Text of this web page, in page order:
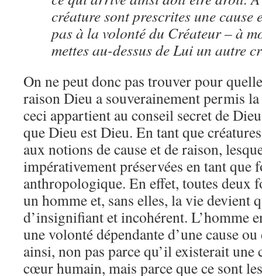
créature sont prescrites une cause
pas à la volonté du Créateur – à
mettes au-dessus de Lui un autre
On ne peut donc pas trouver pour
raison Dieu a souverainement permis
ceci appartient au conseil secret de
que Dieu est Dieu. En tant que
aux notions de cause et de raison,
impérativement préservées en tant que
anthropologique. En effet, toutes deux
un homme et, sans elles, la vie devient
d’insignifiant et incohérent. L’homme
une volonté dépendante d’une cause
ainsi, non pas parce qu’il existerait
cœur humain, mais parce que ce sont